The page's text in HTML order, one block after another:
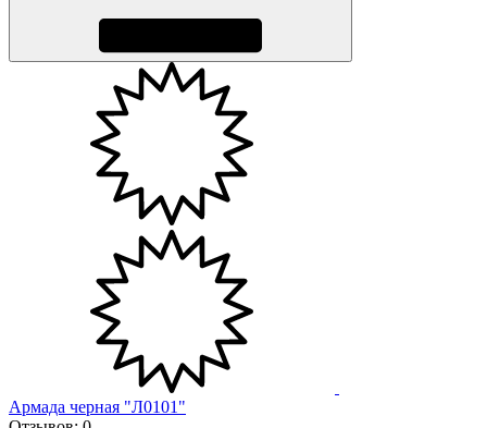
Армада черная "Л0101"